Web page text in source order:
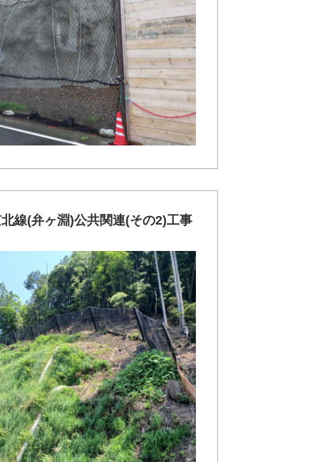
線(弁ヶ淵)公共関連(その2)工事